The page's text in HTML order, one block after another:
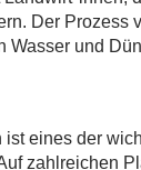
Der Prozess
Wasser und
ist eines der
zahlreichen